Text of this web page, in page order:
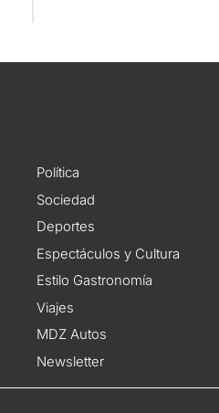
Política
Sociedad
Deportes
Espectáculos y Cultura
Estilo Gastronomía
Viajes
MDZ Autos
Newsletter